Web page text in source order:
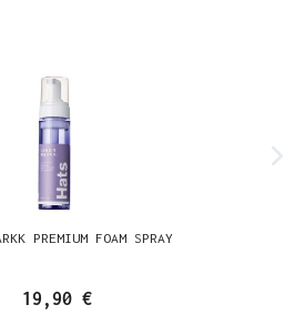
PREMIUM FOAM SPRAY
19,90 €